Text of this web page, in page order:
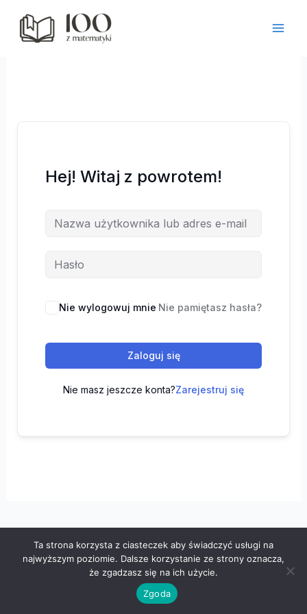
treści
Hej! Witaj z powrotem!
Nie wylogowuj mnie Nie pamiętasz hasła?
Zaloguj się
Nie masz jeszcze konta?Zarejestruj się
Wszelkie prawa zastrzeżone © 2026 "100 z matematyki" -
Polityka prywatności- Regulamin
Ta strona korzysta z ciasteczek aby świadczyć usługi na
najwyższym poziomie. Dalsze korzystanie ze strony oznacza,
że zgadzasz się na ich użycie.
Zgoda